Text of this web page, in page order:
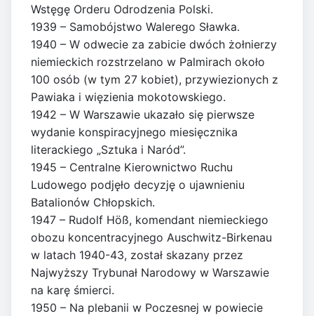
Wstęgę Orderu Odrodzenia Polski.
1939 – Samobójstwo Walerego Sławka.
1940 – W odwecie za zabicie dwóch żołnierzy
niemieckich rozstrzelano w Palmirach około
100 osób (w tym 27 kobiet), przywiezionych z
Pawiaka i więzienia mokotowskiego.
1942 – W Warszawie ukazało się pierwsze
wydanie konspiracyjnego miesięcznika
literackiego „Sztuka i Naród”.
1945 – Centralne Kierownictwo Ruchu
Ludowego podjęło decyzję o ujawnieniu
Batalionów Chłopskich.
1947 – Rudolf Höß, komendant niemieckiego
obozu koncentracyjnego Auschwitz-Birkenau
w latach 1940-43, został skazany przez
Najwyższy Trybunał Narodowy w Warszawie
na karę śmierci.
1950 – Na plebanii w Poczesnej w powiecie